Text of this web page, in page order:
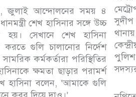
জুলাই আন্দোলনের সময় ৪
শেখ হাসিনার সঙ্গে উচ্চ
হয়। সেখানে শেখ হাসিনা
গুলি চালানোর নির্দেশ
কর্মকর্তারা পরিস্থিতির
ক্ষমতা ছাড়ার পরামর্শ
হাসিনা বলেন, ‘আমাকে গুলি
কবর দিয়ে দাও।’